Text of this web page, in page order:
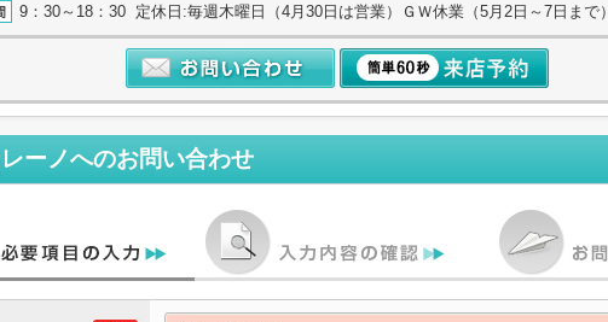
9：30～18：30 定休日:毎週木曜日（4月30日は営業）ＧＷ休業（5月2日～7日まで）
ーノへのお問い合わせ